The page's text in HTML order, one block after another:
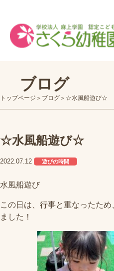
ブログ
トップページ ブログ ☆水風船遊び☆
☆水風船遊び☆
2022.07.12 遊びの時間
水風船遊び
この日は、行事と重なったた
ました！